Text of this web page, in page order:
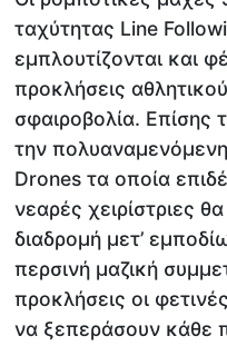
ταχύτητας Line
εμπλουτίζονται και
προκλήσεις
σφαιροβολία. Επίσης
την
Drones τα οποία
νεαρές χειρίστριες
διαδρομή μετ’
περσινή μαζική
προκλήσεις οι
να ξεπεράσουν κάθε